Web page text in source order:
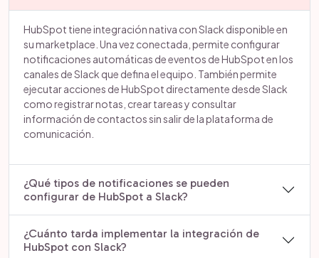
HubSpot tiene integración nativa con Slack disponible en
su marketplace. Una vez conectada, permite configurar
notificaciones automáticas de eventos de HubSpot en los
canales de Slack que defina el equipo. También permite
ejecutar acciones de HubSpot directamente desde Slack
como registrar notas, crear tareas y consultar
información de contactos sin salir de la plataforma de
comunicación.
¿Qué tipos de notificaciones se pueden
configurar de HubSpot a Slack?
¿Cuánto tarda implementar la integración de
HubSpot con Slack?